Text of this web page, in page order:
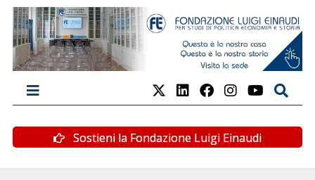
Sostieni la Fondazione Luigi Einaudi